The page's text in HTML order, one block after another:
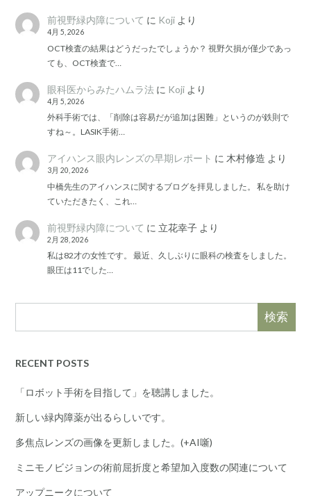
前視野緑内障について に Kojiより
4月 5, 2026
OCT検査の結果はどうだったでしょうか？ 視野欠損が僅少であっ
ても、OCT検査で…
眼科医からみたハムラ法に Kojiより
4月 5, 2026
外科手術では、「削除は容易だが追加は困難」というのが鉄則で
すね～。LASIK手術…
アイハンス眼内レンズの早期レポート に 木村修造 より
3月 20, 2026
中橋先生のアイハンスに関するブログを拝見しました。 私を助け
ていただきたく、これ…
前視野緑内障について に 立花幸子より
2月 28, 2026
私は82才の女性です。 最近、久しぶりに眼科の検査をしました。
眼圧は11でした…
検索
RECENT POSTS
「ロボット手術を目指して」を聴講しました。
新しい緑内障薬が出るらしいです。
多焦点レンズの画像を更新しました。(+AI噺)
ミニモノビジョンの術前屈折度と希望加入度数の関連について
アップニークについて